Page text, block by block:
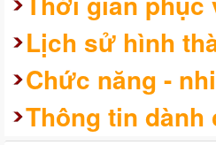
Lịch sử hình
Chức năng -
Thông tin dành